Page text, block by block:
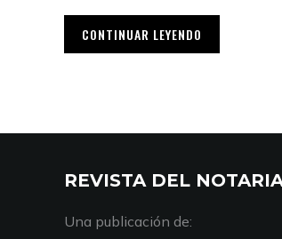
CONTINUAR LEYENDO
REVISTA DEL
Una publicación de: